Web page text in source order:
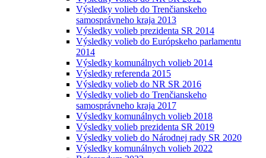
Výsledky volieb do Trenčianskeho
samosprávneho kraja 2013
Výsledky volieb prezidenta SR 2014
Výsledky volieb do Európskeho parlamentu
2014
Výsledky komunálnych volieb 2014
Výsledky referenda 2015
Výsledky volieb do NR SR 2016
Výsledky volieb do Trenčianskeho
samosprávneho kraja 2017
Výsledky komunálnych volieb 2018
Výsledky volieb prezidenta SR 2019
Výsledky volieb do Národnej rady SR 2020
Výsledky komunálnych volieb 2022